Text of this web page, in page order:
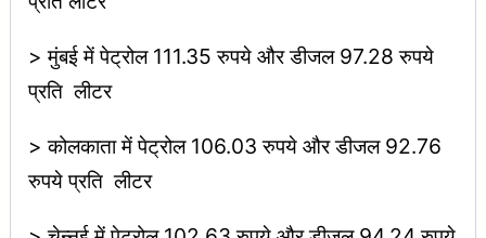
> मुंबई में पेट्रोल 111.35 रुपये और डीजल 97.28 रुपये
प्रति लीटर
> कोलकाता में पेट्रोल 106.03 रुपये और डीजल 92.76
रुपये प्रति लीटर